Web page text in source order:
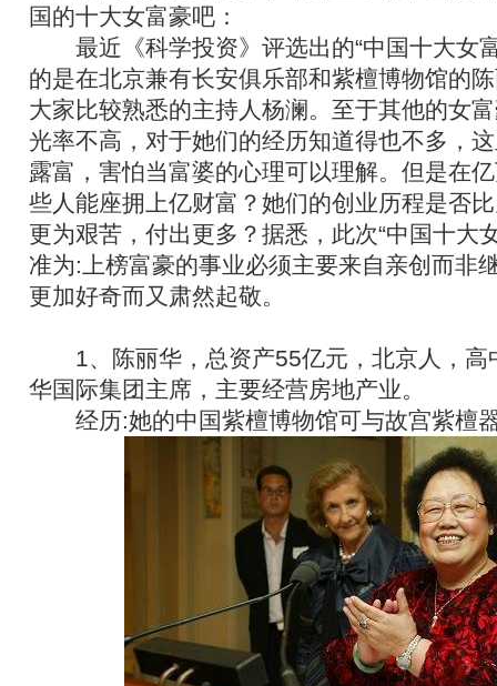
国的十大女富豪吧：
最近《科学投资》评选出的“中国十大女
的是在北京兼有长安俱乐部和紫檀博物馆的
大家比较熟悉的主持人杨澜。至于其他的女
光率不高，对于她们的经历知道得也不多，
露富，害怕当富婆的心理可以理解。但是在
些人能座拥上亿财富？她们的创业历程是否
更为艰苦，付出更多？据悉，此次“中国十大
准为:上榜富豪的事业必须主要来自亲创而非
更加好奇而又肃然起敬。
1、陈丽华，总资产55亿元，北京人，高
华国际集团主席，主要经营房地产业。
经历:她的中国紫檀博物馆可与故宫紫檀